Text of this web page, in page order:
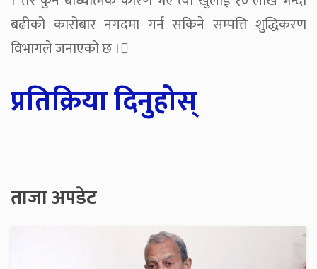
बढीको कारोबार नगदमा गर्न सकिने सम्पत्ति शुद्धिकरण
विभागले जनाएको छ ।
प्रतिक्रिया दिनुहोस्
ताजा अपडेट